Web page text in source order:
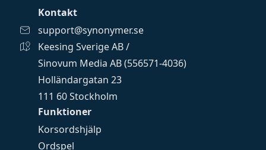
Funktioner
Korsordshjälp
Ordspel
Kontakt
support@synonymer.se
Keesing Sverige AB /
Sinovum Media AB (556571-4036)
Holländargatan 23
111 60 Stockholm